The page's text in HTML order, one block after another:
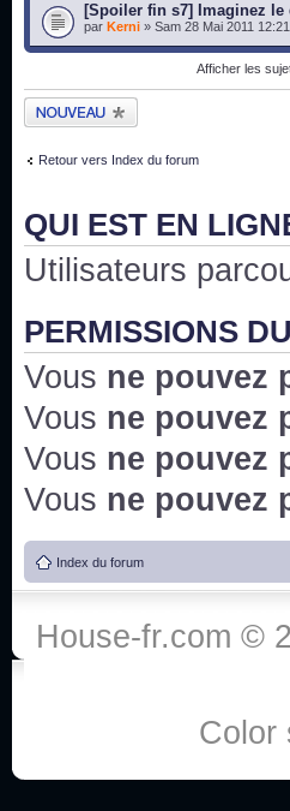
[Spoiler fin s7] Imaginez le
par Kerni » Sam 28 Mai 2011 12:21
Afficher les
Publier un nouveau
sujet
Retour vers Index du forum
QUI EST EN
Utilisateurs
PERMISSIONS
Vous ne pouvez
Vous ne pouvez
Vous ne pouvez
Vous ne pouvez
Index du forum
House-fr.com ©
Color